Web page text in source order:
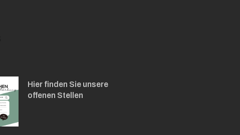
Hier finden Sie unsere
offenen Stellen